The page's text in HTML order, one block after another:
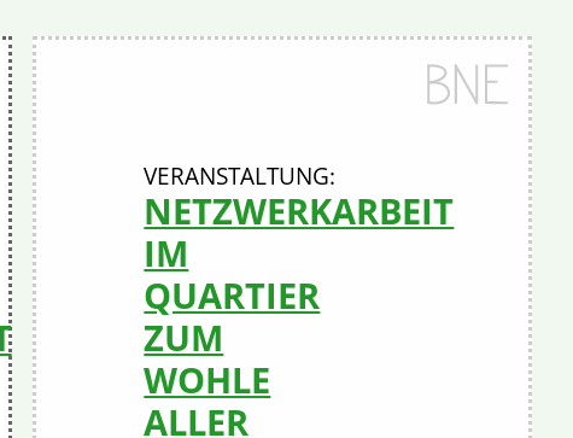
NETZWERKARBEIT
IM
QUARTIER
ZUM
WOHLE
ALLER